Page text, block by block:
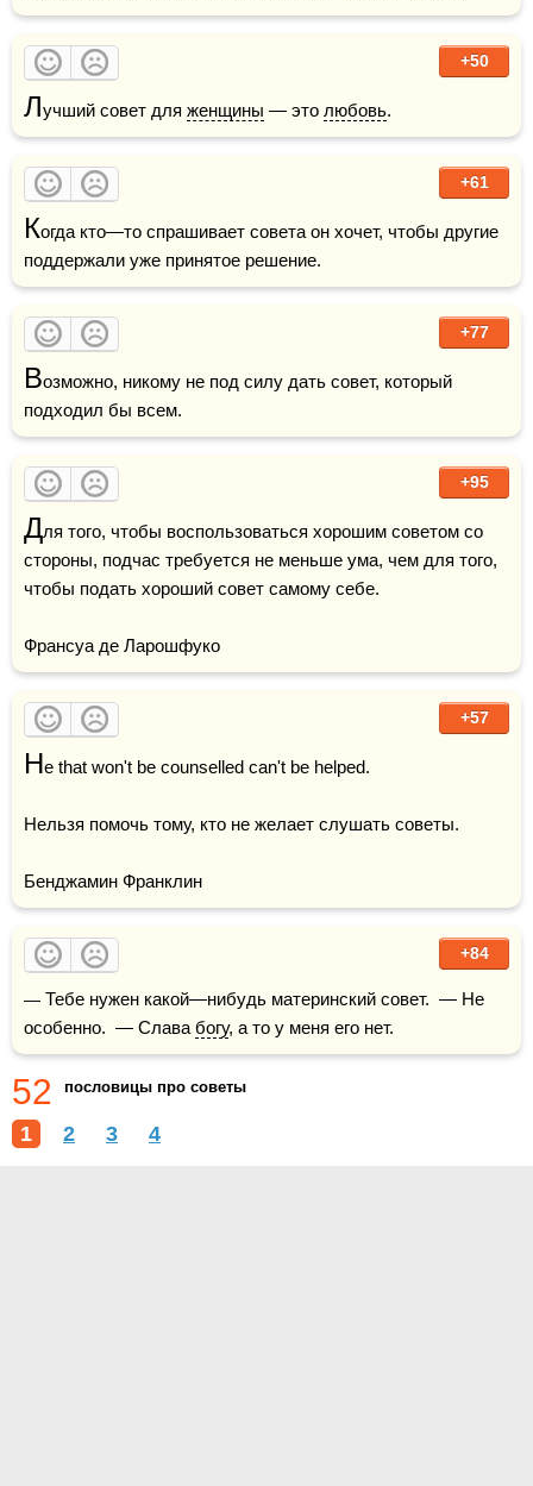
+50
Лучший совет для женщины — это любовь.
+61
Когда кто—то спрашивает совета он хочет, чтобы другие
поддержали уже принятое решение.
+77
Возможно, никому не под силу дать совет, который
подходил бы всем.
+95
Для того, чтобы воспользоваться хорошим советом со
стороны, подчас требуется не меньше ума, чем для того,
чтобы подать хороший совет самому себе.
Франсуа де Ларошфуко
+57
He that won't be counselled can't be helped.
Нельзя помочь тому, кто не желает слушать советы.
Бенджамин Франклин
+84
— Тебе нужен какой—нибудь материнский совет.  — Не
особенно.  — Слава богу, а то у меня его нет.
52 пословицы про советы
1 2 3 4